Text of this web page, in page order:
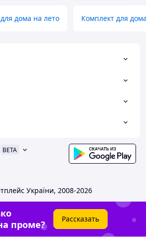
дома на лето Комплект для
BETA
України, 2008-2026
проме?
Рассказать